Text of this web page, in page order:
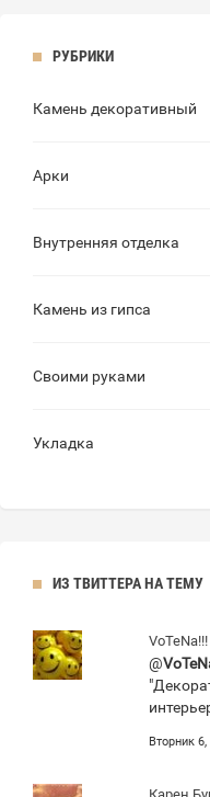
РУБРИКИ
Камень декоративный
Арки
Внутренняя отделка
Камень из гипса
Своими руками
Укладка
ИЗ ТВИТТЕРА НА ТЕМУ
VoTeNa!!!
@
Вторник